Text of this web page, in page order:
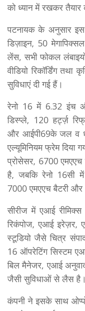
को ध्यान में रखकर तैयार
पटनायक के अनुसार इस
डिज़ाइन, 50
लेंस, सभी फोकल
वीडियो रिकॉर्डिंग तथा
सुविधाएं दी गई हैं।
रेनो 16 में 6.32 इंच
डिस्प्ले, 120 हर्ट्ज़
और आईपी69के जल व धूल
एल्यूमिनियम फ्रेम
प्रोसेसर, 6700 एमएएच
है, जबकि रेनो 16सी में
7000 एमएएच बैटरी और
सीरीज में एआई
रिकंपोज, एआई
स्टूडियो जैसे चित्र
16 ऑपरेटिंग सिस्टम
बिल मैनेजर, एआई
जैसी सुविधाओं से लैस है।
कंपनी ने इसके साथ